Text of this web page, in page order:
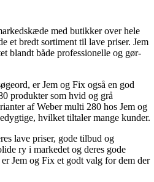
med butikker over hele
et bredt sortiment til lave priser. Jem
blandt både professionelle og gør-
er Jem og Fix også en god
produkter som hvid og grå
af Weber multi 280 hos Jem og
hvilket tiltaler mange kunder.
lave priser, gode tilbud og
ry i markedet og deres gode
Jem og Fix et godt valg for dem der